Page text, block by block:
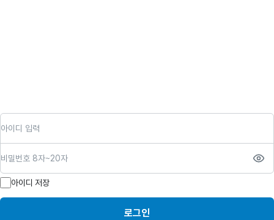
아이디 저장
로그인